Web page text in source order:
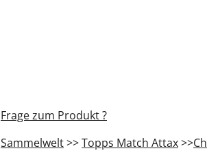
Frage zum Produkt ?
Sammelwelt>>Topps Match Attax>>